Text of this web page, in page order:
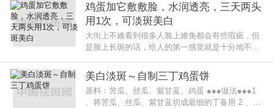
鸡蛋加它敷敷脸，水润透亮，三天两头
用1次，可淡斑美白
大街上不难看到很多人脸上难免都会有些瑕疵，但
是脸上长斑的话，给人的第一感觉就是十分地不好
斑后去看中医，敷中药面膜那些
美白淡斑～自制三丁鸡蛋饼
原料：苦瓜、丝瓜、紫甘蓝、鸡蛋 ●●●做法●●●1
、将苦瓜、丝瓜、紫甘蓝切成最细的丁备用 2 、打